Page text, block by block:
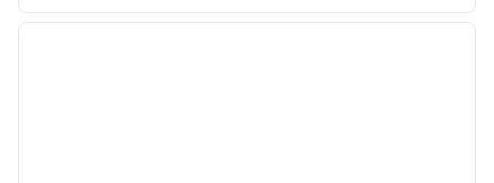
1 din 12